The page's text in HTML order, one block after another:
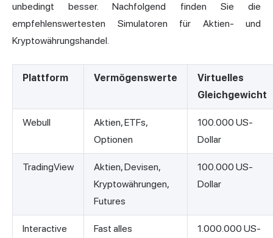
unbedingt besser. Nachfolgend finden Sie die
empfehlenswertesten Simulatoren für Aktien- und
Kryptowährungshandel.
Plattform Vermögenswerte
Virtuelles
Gleichgewicht
Webull
Aktien, ETFs,
Optionen
100.000 US-
Dollar
TradingView
Aktien, Devisen,
Kryptowährungen,
Futures
100.000 US-
Dollar
Interactive
Fast alles
1.000.000 US-